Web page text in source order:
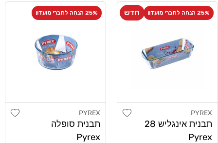
25% הנחה לחברי מועדון חדש
מוֹכֵר:
PYREX
תבנית אינגליש 28
Pyrex
Add wishlist
25% הנחה לחברי מועדון
מוֹכֵר:
PYREX
תבנית סופלה
Pyrex